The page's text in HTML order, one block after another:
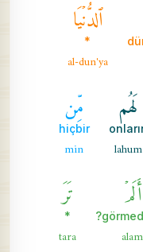
ٱلدُّنۡيَا
*
al-dun'ya
لَهُم
lahum
مِّن
hiçbir
min
أَلَمۡ
alam
تَرَ
*
tara